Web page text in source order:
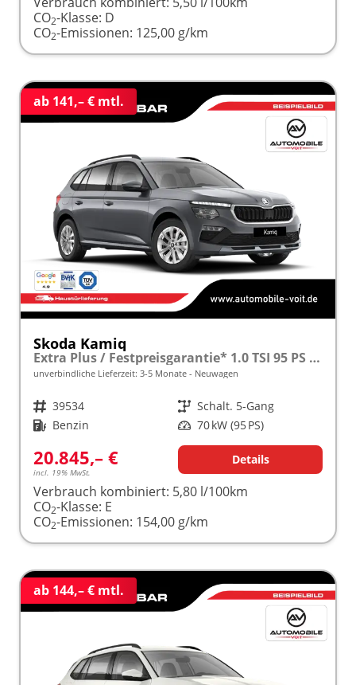
CO2-Klasse: D
CO2-Emissionen: 125,00 g/km
ab 141,– € mtl.
Skoda Kamiq
Extra Plus / Festpreisgarantie* 1.0 TSI 95 PS inkl. 5 J. Garantie frei konfigurierbar!
unverbindliche Lieferzeit: 3-5 Monate Neuwagen
Fahrzeugnr. 39534 Getriebe Schalt. 5-Gang
Kraftstoff Benzin Leistung 70 kW (95 PS)
20.845,– €
incl. 19% MwSt.
Details
Verbrauch kombiniert: 5,80 l/100km
CO2-Klasse: E
CO2-Emissionen: 154,00 g/km
ab 144,– € mtl.